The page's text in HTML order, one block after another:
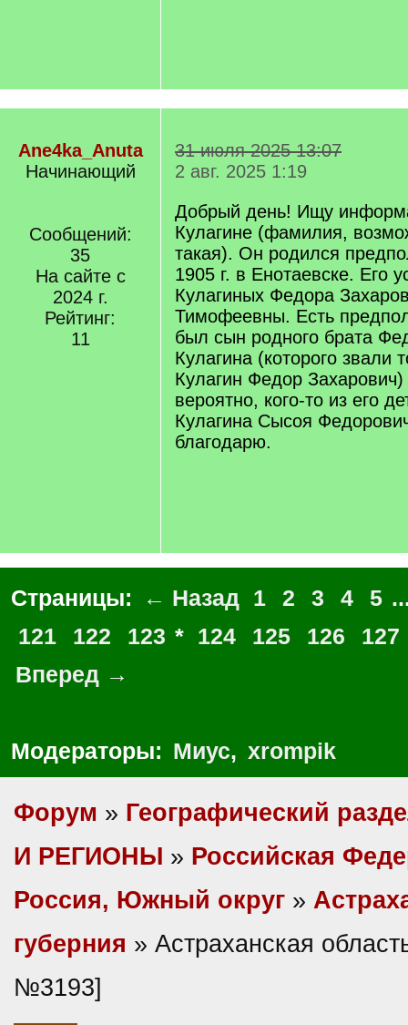
Ane4ka_Anuta
Начинающий
Сообщений:
35
На сайте с
2024 г.
Рейтинг:
11
31 июля 2025 13:07
2 авг. 2025 1:19
Добрый день! Ищу
Кулагине (фамилия,
такая). Он родился
1905 г. в Енотаевске. Его
Кулагиных Федора
Тимофеевны. Есть
был сын родного брата
Кулагина (которого звали
Кулагин Федор
вероятно, кого-то из его
Кулагина Сысоя
благодарю.
Страницы: ← Назад 1 2 3 4 5
121
122 123 * 124 125 126
127
Вперед →
Модераторы: Миус, xrompik
Форум » Географический
И РЕГИОНЫ » Российская
Россия, Южный округ »
губерния » Астраханская
№3193]